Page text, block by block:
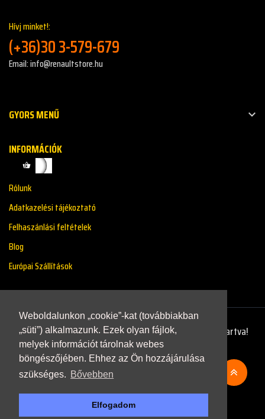
Weboldalunkon „cookie”-kat (továbbiakban
„süti”) alkalmazunk. Ezek olyan fájlok,
melyek információt tárolnak webes
böngészőjében. Ehhez az Ön hozzájárulása
szükséges. Bővebben
Elfogadom
Hívj minket!:
(+36)30 3-579-679
Email: info@renaultstore.hu
GYORS MENŰ 
INFORMÁCIÓK
Rólunk
Adatkazelési tájékoztató
Felhaszánlási feltételek
Blog
Európai Szállítások
Copyright © 2021 - Renaultstore.hu - Minden Jog Fenntartva!